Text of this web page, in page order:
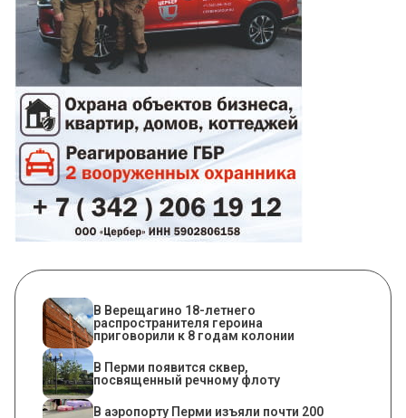
В Верещагино 18-летнего
распространителя героина
приговорили к 8 годам колонии
В Перми появится сквер,
посвященный речному флоту
В аэропорту Перми изъяли почти 200